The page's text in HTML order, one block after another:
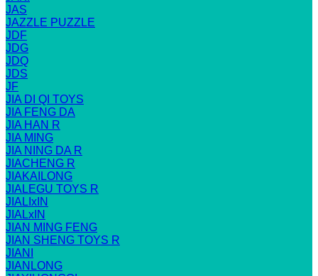
JAS
JAZZLE PUZZLE
JDF
JDG
JDQ
JDS
JF
JIA DI QI TOYS
JIA FENG DA
JIA HAN R
JIA MING
JIA NING DA R
JIACHENG R
JIAKAILONG
JIALEGU TOYS R
JIALIxIN
JIALxIN
JIAN MING FENG
JIAN SHENG TOYS R
JIANI
JIANLONG